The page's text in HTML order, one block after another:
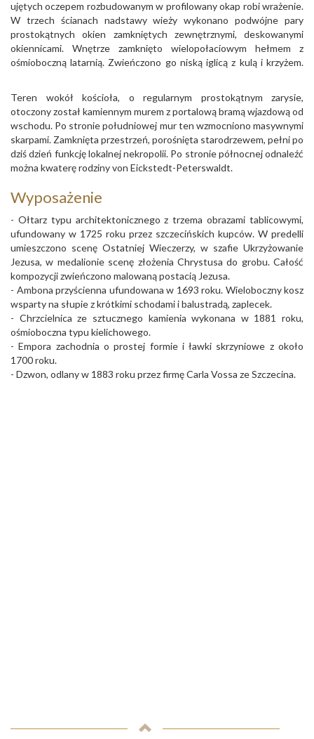
ujętych oczepem rozbudowanym w profilowany okap robi wrażenie.
W trzech ścianach nadstawy wieży wykonano podwójne pary
prostokątnych okien zamkniętych zewnętrznymi, deskowanymi
okiennicami. Wnętrze zamknięto wielopołaciowym hełmem z
ośmioboczną latarnią. Zwieńczono go niską iglicą z kulą i krzyżem.
Teren wokół kościoła, o regularnym prostokątnym zarysie,
otoczony został kamiennym murem z portalową bramą wjazdową od
wschodu. Po stronie południowej mur ten wzmocniono masywnymi
skarpami. Zamknięta przestrzeń, porośnięta starodrzewem, pełni po
dziś dzień funkcję lokalnej nekropolii. Po stronie północnej odnaleźć
można kwaterę rodziny von Eickstedt-Peterswaldt.
Wyposażenie
- Ołtarz typu architektonicznego z trzema obrazami tablicowymi,
ufundowany w 1725 roku przez szczecińskich kupców. W predelli
umieszczono scenę Ostatniej Wieczerzy, w szafie Ukrzyżowanie
Jezusa, w medalionie scenę złożenia Chrystusa do grobu. Całość
kompozycji zwieńczono malowaną postacią Jezusa.
- Ambona przyścienna ufundowana w 1693 roku. Wieloboczny kosz
wsparty na słupie z krótkimi schodami i balustradą, zaplecek.
- Chrzcielnica ze sztucznego kamienia wykonana w 1881 roku,
ośmioboczna typu kielichowego.
- Empora zachodnia o prostej formie i ławki skrzyniowe z około
1700 roku.
- Dzwon, odlany w 1883 roku przez firmę Carla Vossa ze Szczecina.